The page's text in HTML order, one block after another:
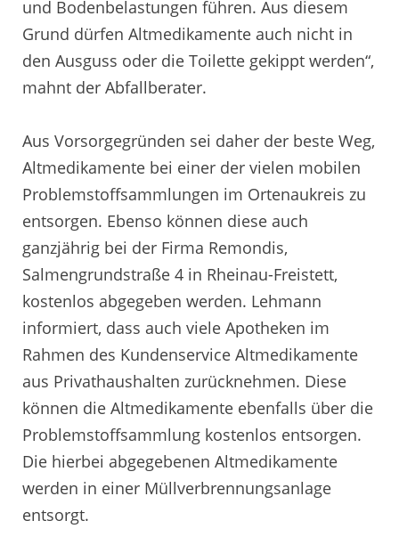
und Bodenbelastungen führen. Aus diesem
Grund dürfen Altmedikamente auch nicht in
den Ausguss oder die Toilette gekippt werden“,
mahnt der Abfallberater.
Aus Vorsorgegründen sei daher der beste Weg,
Altmedikamente bei einer der vielen mobilen
Problemstoffsammlungen im Ortenaukreis zu
entsorgen. Ebenso können diese auch
ganzjährig bei der Firma Remondis,
Salmengrundstraße 4 in Rheinau-Freistett,
kostenlos abgegeben werden. Lehmann
informiert, dass auch viele Apotheken im
Rahmen des Kundenservice Altmedikamente
aus Privathaushalten zurücknehmen. Diese
können die Altmedikamente ebenfalls über die
Problemstoffsammlung kostenlos entsorgen.
Die hierbei abgegebenen Altmedikamente
werden in einer Müllverbrennungsanlage
entsorgt.